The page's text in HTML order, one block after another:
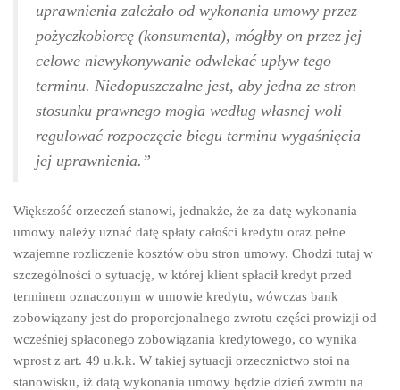
uprawnienia zależało od wykonania umowy przez
pożyczkobiorcę (konsumenta), mógłby on przez jej
celowe niewykonywanie odwlekać upływ tego
terminu. Niedopuszczalne jest, aby jedna ze stron
stosunku prawnego mogła według własnej woli
regulować rozpoczęcie biegu terminu wygaśnięcia
jej uprawnienia.”
Większość orzeczeń stanowi, jednakże, że za datę wykonania
umowy należy uznać datę spłaty całości kredytu oraz pełne
wzajemne rozliczenie kosztów obu stron umowy. Chodzi tutaj w
szczególności o sytuację, w której klient spłacił kredyt przed
terminem oznaczonym w umowie kredytu, wówczas bank
zobowiązany jest do proporcjonalnego zwrotu części prowizji od
wcześniej spłaconego zobowiązania kredytowego, co wynika
wprost z art. 49 u.k.k. W takiej sytuacji orzecznictwo stoi na
stanowisku, iż datą wykonania umowy będzie dzień zwrotu na